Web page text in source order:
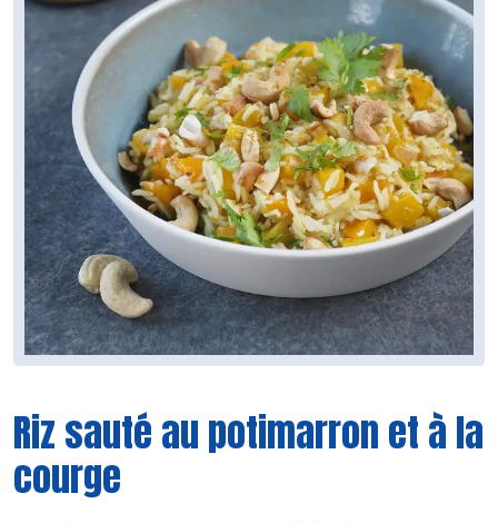
Riz sauté au potimarron et à la
courge